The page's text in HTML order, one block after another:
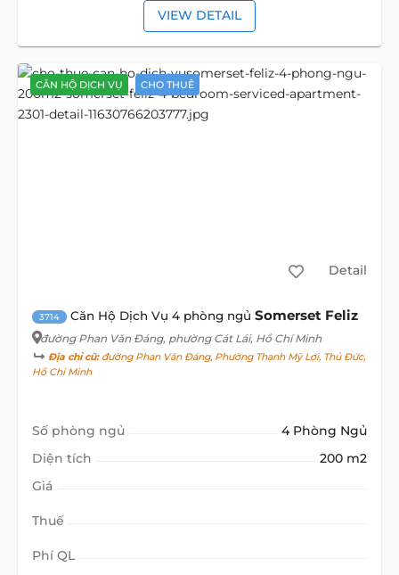
VIEW DETAIL
CĂN HỘ DỊCH VỤ CHO THUÊ
Detail
3714 Căn Hộ Dịch Vụ 4 phòng ngủ Somerset Feliz
đường Phan Văn Đáng, phường Cát Lái, Hồ Chí Minh
Địa chỉ cũ:đường Phan Văn Đáng, Phường Thạnh Mỹ Lợi, Thủ Đức,
Hồ Chí Minh
Số phòng ngủ
4 Phòng Ngủ
Diện tích
200 m2
Giá
Thuế
Phí QL